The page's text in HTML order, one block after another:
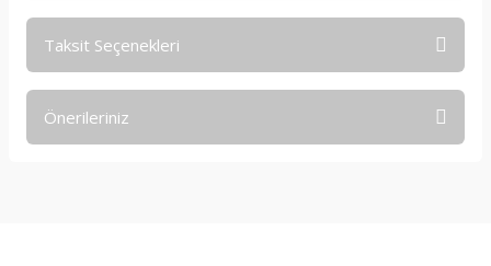
Taksit Seçenekleri
Önerileriniz